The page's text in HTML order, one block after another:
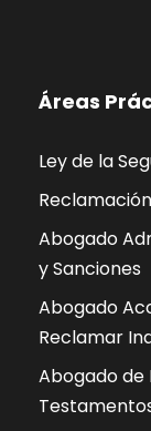
Áreas
Ley de la
Abogado
y Sanciones
Abogado
Reclamar
Abogado de